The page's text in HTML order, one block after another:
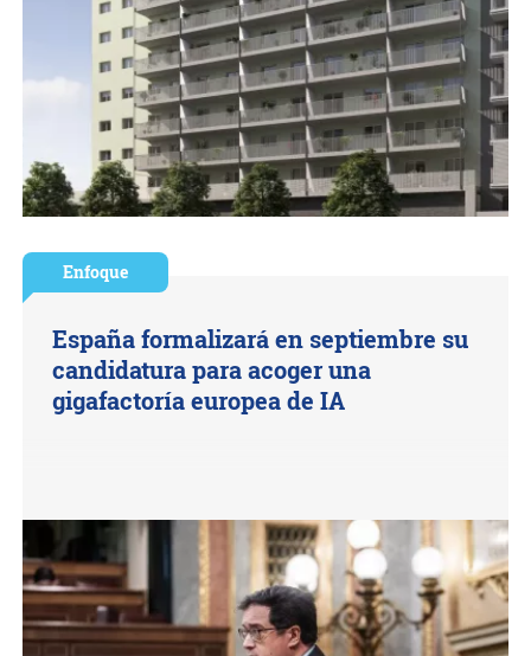
Enfoque
España formalizará en septiembre su
candidatura para acoger una
gigafactoría europea de IA